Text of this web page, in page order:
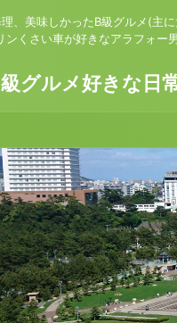
、美味しかったB級グルメ(主
ンくさい車が好きなアラフォー
グルメ好きな日